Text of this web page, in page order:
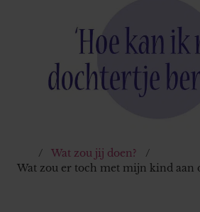
Wat zou jij doen?
Wat zou er toch met mijn kind aan